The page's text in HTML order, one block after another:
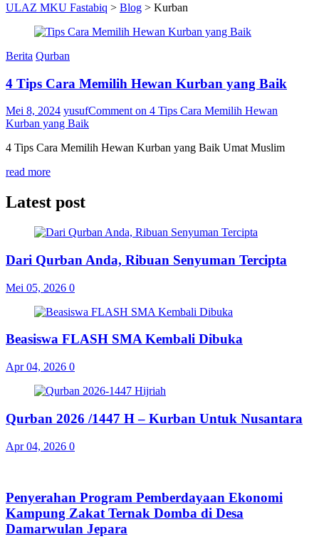
ULAZ MKU Fastabiq > Blog > Kurban
Berita Qurban
4 Tips Cara Memilih Hewan Kurban yang Baik
Mei 8, 2024 yusufComment on 4 Tips Cara Memilih Hewan
Kurban yang Baik
4 Tips Cara Memilih Hewan Kurban yang Baik Umat Muslim
read more
Latest post
Dari Qurban Anda, Ribuan Senyuman Tercipta
Mei 05, 2026 0
Beasiswa FLASH SMA Kembali Dibuka
Apr 04, 2026 0
Qurban 2026 /1447 H – Kurban Untuk Nusantara
Apr 04, 2026 0
Penyerahan Program Pemberdayaan Ekonomi
Kampung Zakat Ternak Domba di Desa
Damarwulan Jepara